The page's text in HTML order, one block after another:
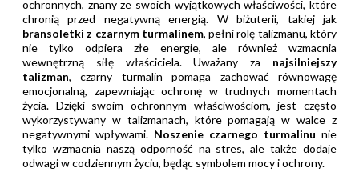
ochronnych, znany ze swoich wyjątkowych właściwości, które
chronią przed negatywną energią. W biżuterii, takiej jak
bransoletki z czarnym turmalinem, pełni rolę talizmanu, który
nie tylko odpiera złe energie, ale również wzmacnia
wewnętrzną siłę właściciela. Uważany za najsilniejszy
talizman, czarny turmalin pomaga zachować równowagę
emocjonalną, zapewniając ochronę w trudnych momentach
życia. Dzięki swoim ochronnym właściwościom, jest często
wykorzystywany w talizmanach, które pomagają w walce z
negatywnymi wpływami. Noszenie czarnego turmalinu nie
tylko wzmacnia naszą odporność na stres, ale także dodaje
odwagi w codziennym życiu, będąc symbolem mocy i ochrony.